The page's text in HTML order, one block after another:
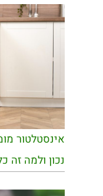
אינסטלטור
נכון ולמה זה